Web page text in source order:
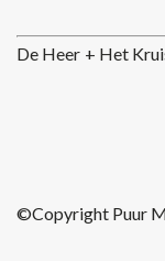
De Heer + Het
©Copyright Puur